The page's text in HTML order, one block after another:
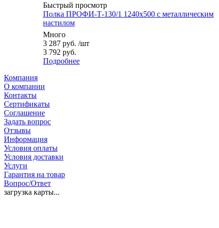
Быстрый просмотр
Полка ПРОФИ-Т-130/1 1240x500 с металлическим
настилом
Много
3 287 руб. /шт
3 792 руб.
Подробнее
Компания
О компании
Контакты
Сертификаты
Соглашение
Задать вопрос
Отзывы
Информация
Условия оплаты
Условия доставки
Услуги
Гарантия на товар
Вопрос/Ответ
загрузка карты...